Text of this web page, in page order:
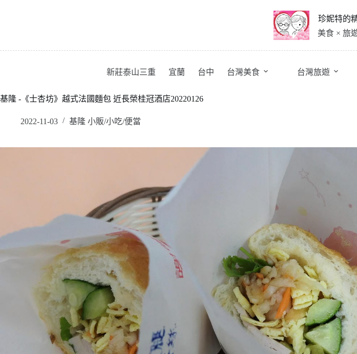
珍妮特的
美食 × 旅
新莊泰山三重 宜蘭 台中 台灣美食 台灣旅遊
基隆 -《士杏坊》越式法國麵包 近長榮桂冠酒店20220126
2022-11-03 基隆 小販/小吃/便當